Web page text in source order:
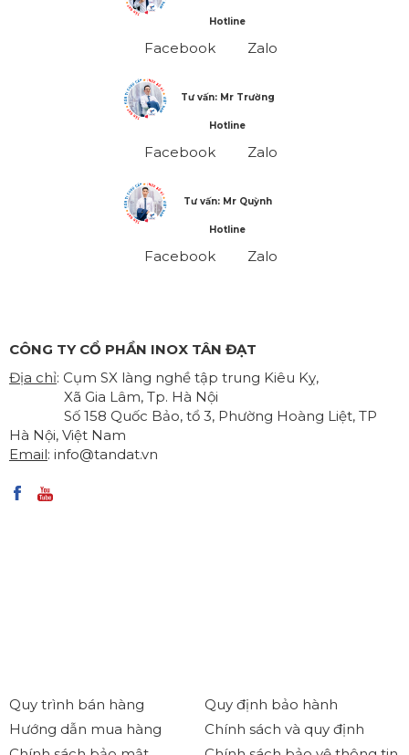
Hotline
Facebook Zalo
Tư vấn: Mr Trường
Hotline
Facebook Zalo
Tư vấn: Mr Quỳnh
Hotline
Facebook Zalo
CÔNG TY CỔ PHẦN INOX TÂN ĐẠT
Địa chỉ: Cụm SX làng nghề tập trung Kiêu Kỵ,
Xã Gia Lâm, Tp. Hà Nội
Số 158 Quốc Bảo, tổ 3, Phường Hoàng Liệt, TP
Hà Nội, Việt Nam
Email: info@tandat.vn
Quy trình bán hàng
Hướng dẫn mua hàng
Quy định bảo hành
Chính sách và quy định